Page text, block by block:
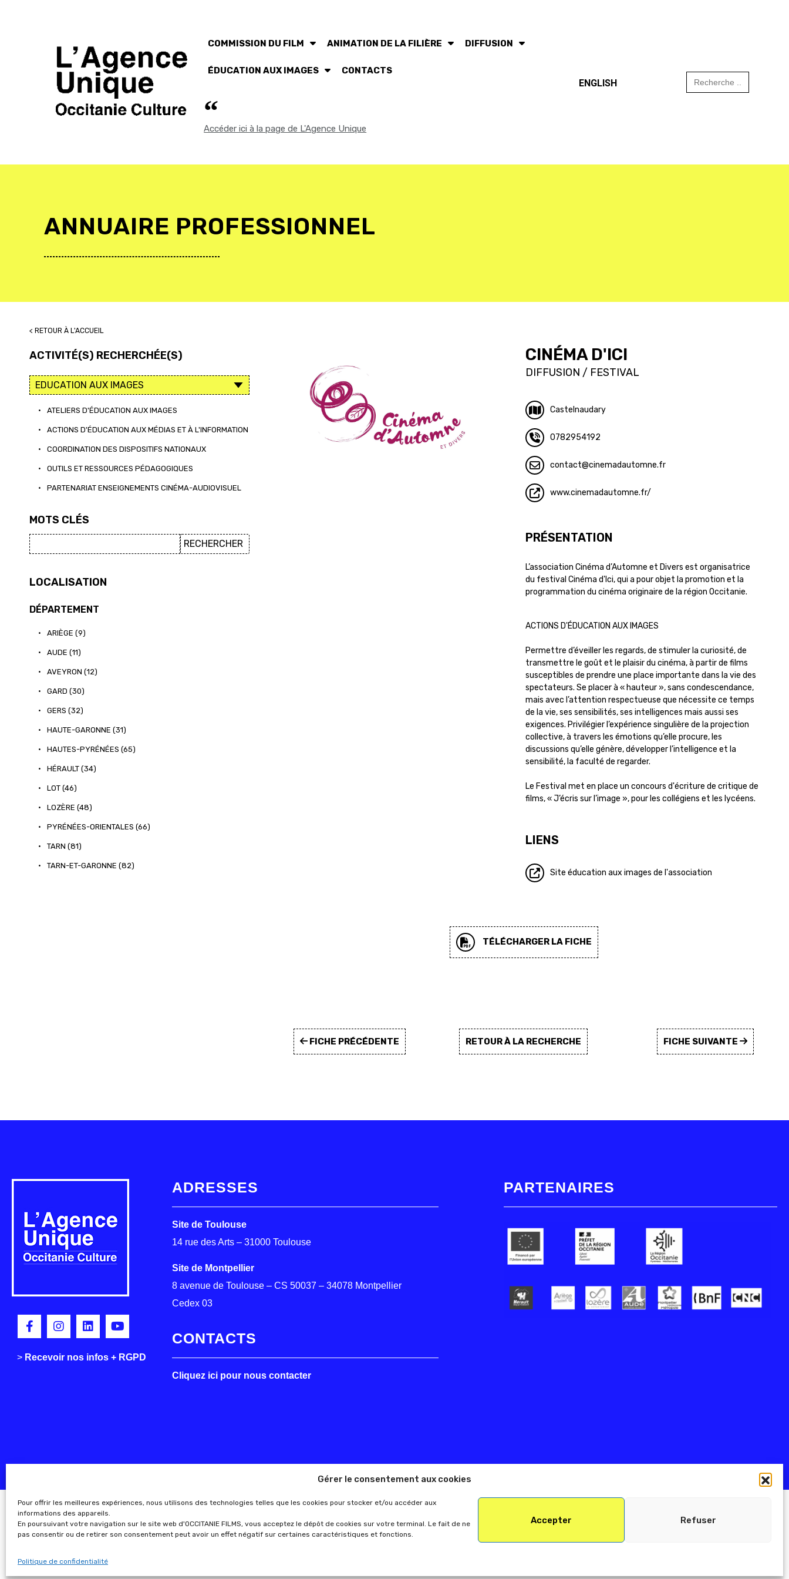
Gérer le consentement aux cookies
Pour offrir les meilleures expériences, nous utilisons des technologies telles que les cookies pour stocker et/ou accéder aux
informations des appareils.
En poursuivant votre navigation sur le site web d'OCCITANIE FILMS, vous acceptez le dépôt de cookies sur votre terminal. Le fait de ne
pas consentir ou de retirer son consentement peut avoir un effet négatif sur certaines caractéristiques et fonctions.
Accepter Refuser
Politique de confidentialité
COMMISSION DU FILM ANIMATION DE LA FILIÈRE DIFFUSION
ÉDUCATION AUX IMAGES CONTACTS
Accéder ici à la page de L'Agence Unique
ENGLISH
Search
for:
ANNUAIRE PROFESSIONNEL
< RETOUR À L'ACCUEIL
ACTIVITÉ(S) RECHERCHÉE(S)
• ATELIERS D'ÉDUCATION AUX IMAGES
• ACTIONS D'ÉDUCATION AUX MÉDIAS ET À L'INFORMATION
• COORDINATION DES DISPOSITIFS NATIONAUX
• OUTILS ET RESSOURCES PÉDAGOGIQUES
• PARTENARIAT ENSEIGNEMENTS CINÉMA-AUDIOVISUEL
MOTS CLÉS
LOCALISATION
DÉPARTEMENT
• ARIÈGE (9)
• AUDE (11)
• AVEYRON (12)
• GARD (30)
• GERS (32)
• HAUTE-GARONNE (31)
• HAUTES-PYRÉNÉES (65)
• HÉRAULT (34)
• LOT (46)
• LOZÈRE (48)
• PYRÉNÉES-ORIENTALES (66)
• TARN (81)
• TARN-ET-GARONNE (82)
CINÉMA D'ICI
DIFFUSION / FESTIVAL
Castelnaudary
0782954192
contact cinemadautomne.fr
www.cinemadautomne.fr/
PRÉSENTATION
L’association Cinéma d’Automne et Divers est organisatrice
du festival Cinéma d'Ici, qui a pour objet la promotion et la
programmation du cinéma originaire de la région Occitanie.
ACTIONS D'ÉDUCATION AUX IMAGES
Permettre d’éveiller les regards, de stimuler la curiosité, de
transmettre le goût et le plaisir du cinéma, à partir de films
susceptibles de prendre une place importante dans la vie des
spectateurs. Se placer à « hauteur », sans condescendance,
mais avec l’attention respectueuse que nécessite ce temps
de la vie, ses sensibilités, ses intelligences mais aussi ses
exigences. Privilégier l’expérience singulière de la projection
collective, à travers les émotions qu’elle procure, les
discussions qu’elle génère, développer l’intelligence et la
sensibilité, la faculté de regarder.
Le Festival met en place un concours d'écriture de critique de
films, « J’écris sur l’image », pour les collégiens et les lycéens.
LIENS
Site éducation aux images de l'association
TÉLÉCHARGER LA FICHE
FICHE PRÉCÉDENTE RETOUR À LA RECHERCHE FICHE SUIVANTE
> Recevoir nos infos + RGPD
ADRESSES
Site de Toulouse
14 rue des Arts – 31000 Toulouse
Site de Montpellier
8 avenue de Toulouse – CS 50037 – 34078 Montpellier
Cedex 03
CONTACTS
Cliquez ici pour nous contacter
PARTENAIRES